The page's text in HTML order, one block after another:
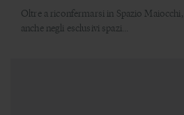
Oltre a riconfermarsi in Spazio
anche negli esclusivi spazi...